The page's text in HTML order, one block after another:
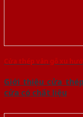
Cửa thép vân gỗ xu
Giới thiệu cửa
cửa có chất liệu